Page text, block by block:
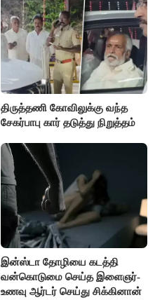
திருத்தணி கோவிலுக்கு வந்த
சேகர்பாபு கார் தடுத்து நிறுத்தம்
இன்ஸ்டா தோழியை கடத்தி
வன்கொடுமை செய்த இளைஞர்-
உணவு ஆர்டர் செய்து சிக்கினான்